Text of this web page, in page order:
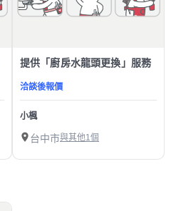
提供「廚房水龍頭更換」服務
洽談後報價
小楓
台中市與其他1個